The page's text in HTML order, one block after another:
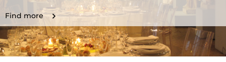
Find more